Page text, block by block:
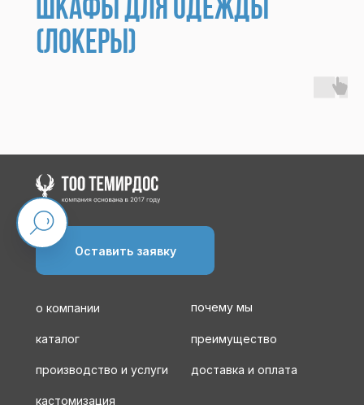
Шкафы для одежды
(локеры)
доставка и оплата
кастомизация
производство и услуги
каталог преимущество
почему мы
о компании
Оставить заявку